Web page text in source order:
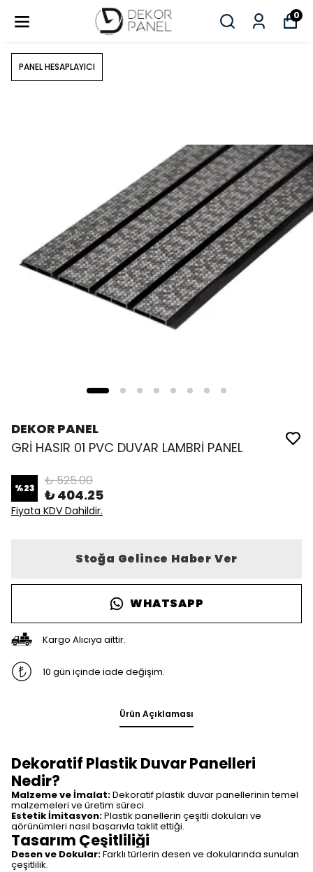
0
PANEL HESAPLAYICI
DEKOR PANEL
GRİ HASIR 01 PVC DUVAR LAMBRİ PANEL
%23 ₺ 525.00
₺ 404.25
Fiyata KDV Dahildir.
Stoğa Gelince Haber Ver
WHATSAPP
Kargo Alıcıya aittir.
10 gün içinde iade değişim.
Ürün Açıklaması
Dekoratif Plastik Duvar Panelleri
Nedir?
Malzeme ve İmalat:Dekoratif plastik duvar panellerinin temel
malzemeleri ve üretim süreci.
Estetik İmitasyon:Plastik panellerin çeşitli dokuları ve
görünümleri nasıl başarıyla taklit ettiği.
Tasarım Çeşitliliği
Desen ve Dokular:Farklı türlerin desen ve dokularında sunulan
çeşitlilik.